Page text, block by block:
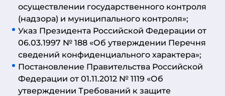
осуществлении государственного контроля
(надзора) и муниципального контроля»;
Указ Президента Российской Федерации от
06.03.1997 № 188 «Об утверждении Перечня
сведений конфиденциального характера»;
Постановление Правительства Российской
Федерации от 01.11.2012 № 1119 «Об
утверждении Требований к защите